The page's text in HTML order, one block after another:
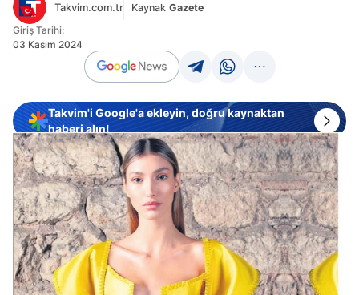
Takvim.com.tr Kaynak Gazete
Giriş Tarihi:
03 Kasım 2024
Takvim'i Google'a ekleyin, doğru kaynaktan
haberi alın!